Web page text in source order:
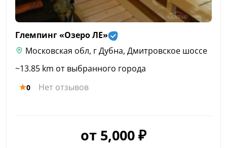
Глемпинг «ОзероЛЕ»
Московская обл, г Дубна, Дмитровское шоссе
~13.85 km от выбранного города
0 Нет отзывов
от 5,000 ₽